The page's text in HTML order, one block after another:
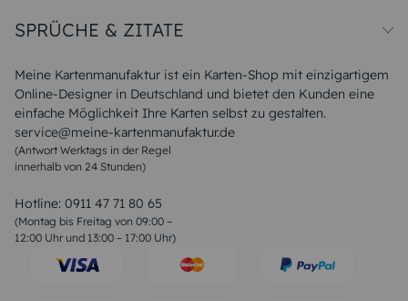
Meine Kartenmanufaktur ist ein Karten-Shop mit einzigartigem
Online-Designer in Deutschland und bietet den Kunden eine
einfache Möglichkeit Ihre Karten selbst zu gestalten.
service@meine-kartenmanufaktur.de
(Antwort Werktags in der Regel
innerhalb von 24 Stunden)
Hotline: 0911 47 71 80 65
(Montag bis Freitag von 09:00 –
12:00 Uhr und 13:00 – 17:00 Uhr)
Unsere Produktion
Magazin
FAQ
Widerrufsbelehrung
SPRÜCHE & ZITATE
Liebeskummer Sprüche
Sommer Sprüche
Muttertagssprüche
Sprüche zur Hochzeit
Sprüche zur Konfirmation & Kommunion
Weihnachtsgedichte
Liebessprüche
Geburtstagssprüche
Trauersprüche
Konfirmation Glückwünsche